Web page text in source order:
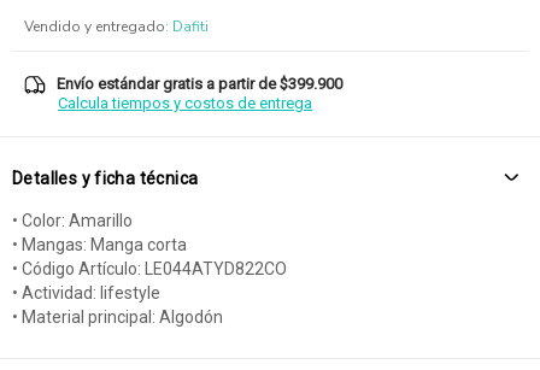
Vendido y entregado: Dafiti
Envío estándar gratis a partir de $399.900
Calcula tiempos y costos de entrega
Detalles y ficha técnica
• Color: Amarillo
• Mangas: Manga corta
• Código Artículo: LE044ATYD822CO
• Actividad: lifestyle
• Material principal: Algodón